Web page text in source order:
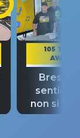
105 TAKE
AWAY
Bresh:
non si
fino alla